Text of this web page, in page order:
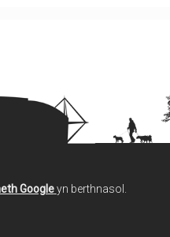
Google yn berthnasol.